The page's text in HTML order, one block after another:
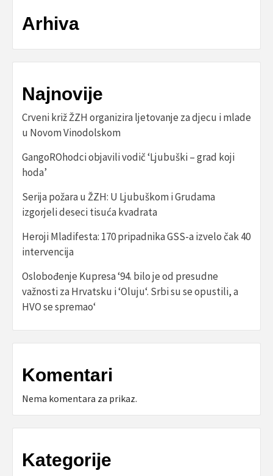
Arhiva
Najnovije
Crveni križ ŽZH organizira ljetovanje za djecu i mlade
u Novom Vinodolskom
GangoROhodci objavili vodič ‘Ljubuški – grad koji
hoda’
Serija požara u ŽZH: U Ljubuškom i Grudama
izgorjeli deseci tisuća kvadrata
Heroji Mladifesta: 170 pripadnika GSS-a izvelo čak 40
intervencija
Oslobođenje Kupresa ‘94. bilo je od presudne
važnosti za Hrvatsku i ‘Oluju‘. Srbi su se opustili, a
HVO se spremao‘
Komentari
Nema komentara za prikaz.
Kategorije